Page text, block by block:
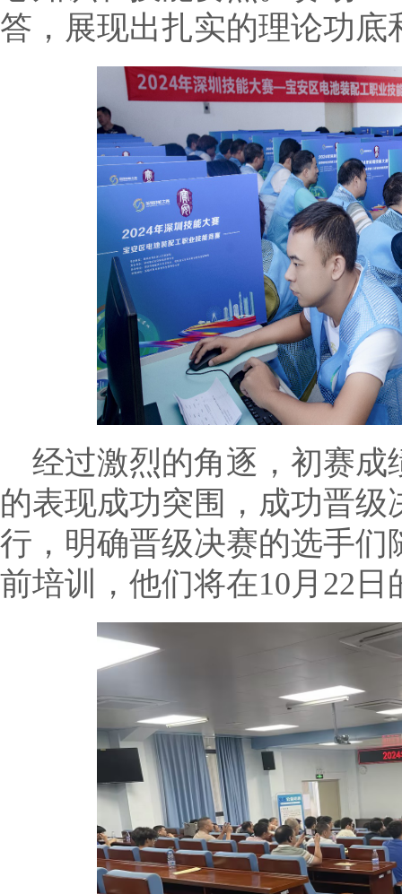
答，展现出扎实的理论功
经过激烈的角逐，初赛成
的表现成功突围，成功晋
行，明确晋级决赛的选手
前培训，他们将在10月22